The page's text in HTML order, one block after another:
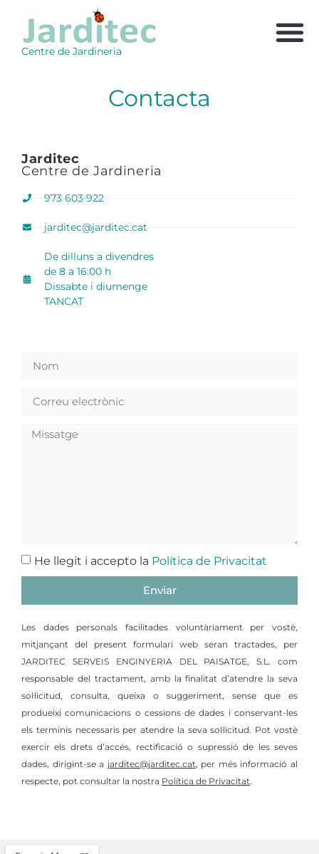
Centre de Jardineria
Contacta
Jarditec
Centre de Jardineria
973 603 922
jarditec@jarditec.cat
De dilluns a divendres
de 8 a 16:00 h
Dissabte i diumenge
TANCAT
He llegit i accepto la Política de Privacitat
Enviar
Les dades personals facilitades voluntàriament per vostè,
mitjançant del present formulari web seran tractades, per
JARDITEC SERVEIS ENGINYERIA DEL PAISATGE, S.L. com
responsable del tractament, amb la finalitat d’atendre la seva
sol·licitud, consulta, queixa o suggeriment, sense que es
produeixi comunicacions o cessions de dades i conservant-les
els terminis necessaris per atendre la seva sol·licitud. Pot vostè
exercir els drets d’accés, rectificació o supressió de les seves
dades, dirigint-se a jarditec@jarditec.cat, per més informació al
respecte, pot consultar la nostra Política de Privacitat.